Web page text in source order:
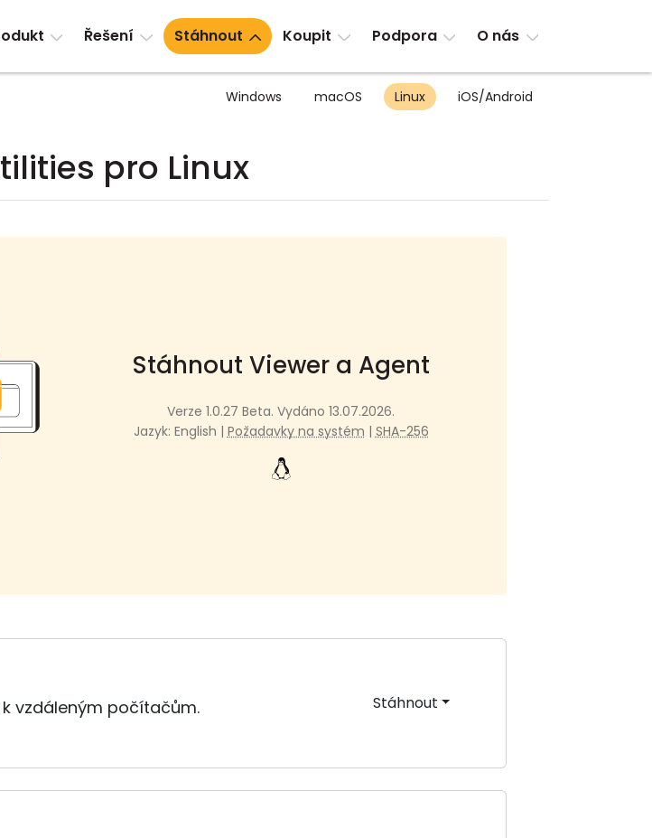
Řešení Stáhnout Koupit Podpora O nás
Windows macOS Linux iOS/Android
pro Linux
Stáhnout Viewer a Agent
Verze 1.0.27 Beta. Vydáno 13.07.2026.
Jazyk: English | Požadavky na systém | SHA-256
vzdáleným počítačům. Stáhnout